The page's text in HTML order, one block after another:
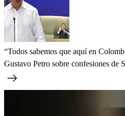
“Todos sabemos que aquí en
Gustavo Petro sobre confesiones de